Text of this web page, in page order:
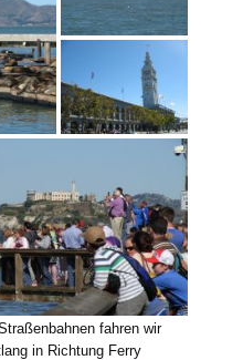
fahren wir
in Richtung Ferry